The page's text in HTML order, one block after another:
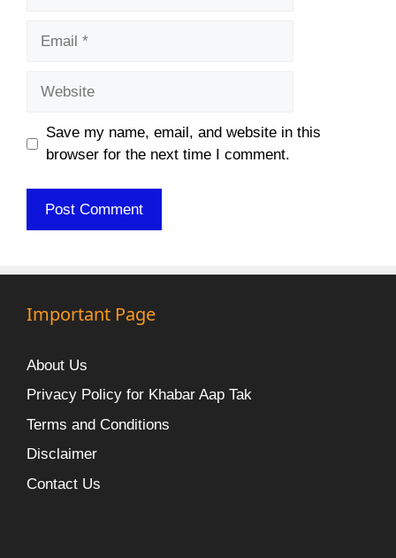
Save my name, email, and website in this
browser for the next time I comment.
Important Page
About Us
Privacy Policy for Khabar Aap Tak
Terms and Conditions
Disclaimer
Contact Us